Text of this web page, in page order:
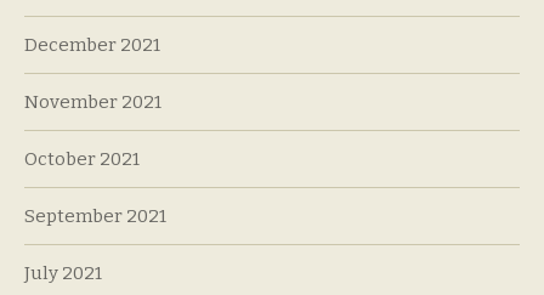
December 2021
November 2021
October 2021
September 2021
July 2021